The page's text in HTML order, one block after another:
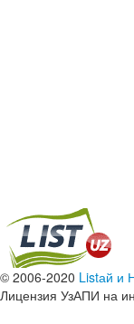
© 2006-2020 Listай и
Лицензия УзАПИ на